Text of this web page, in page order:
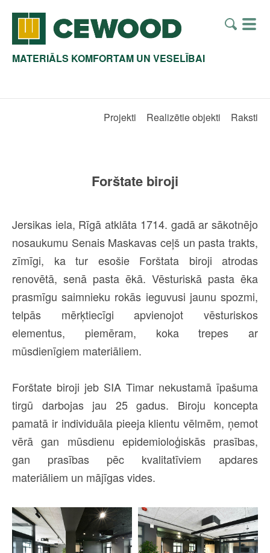
MATERIĀLS KOMFORTAM UN VESELĪBAI
Projekti Realizētie objekti Raksti
Forštate biroji
Jersikas iela, Rīgā atklāta 1714. gadā ar sākotnējo
nosaukumu Senais Maskavas ceļš un pasta trakts,
zīmīgi, ka tur esošie Forštata biroji atrodas
renovētā, senā pasta ēkā. Vēsturiskā pasta ēka
prasmīgu saimnieku rokās ieguvusi jaunu spozmi,
telpās mērķtiecīgi apvienojot vēsturiskos
elementus, piemēram, koka trepes ar
mūsdienīgiem materiāliem.
Forštate biroji jeb SIA Timar nekustamā īpašuma
tirgū darbojas jau 25 gadus. Biroju koncepta
pamatā ir individuāla pieeja klientu vēlmēm, ņemot
vērā gan mūsdienu epidemioloģiskās prasības,
gan prasības pēc kvalitatīviem apdares
materiāliem un mājīgas vides.